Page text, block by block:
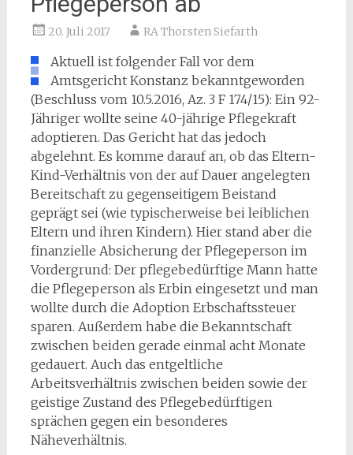
20. Juli 2017 RA Thorsten Siefarth
Aktuell ist folgender Fall vor dem
Amtsgericht Konstanz bekanntgeworden
(Beschluss vom 10.5.2016, Az. 3 F 174/15): Ein 92-
Jähriger wollte seine 40-jährige Pflegekraft
adoptieren. Das Gericht hat das jedoch
abgelehnt. Es komme darauf an, ob das Eltern-
Kind-Verhältnis von der auf Dauer angelegten
Bereitschaft zu gegenseitigem Beistand
geprägt sei (wie typischerweise bei leiblichen
Eltern und ihren Kindern). Hier stand aber die
finanzielle Absicherung der Pflegeperson im
Vordergrund: Der pflegebedürftige Mann hatte
die Pflegeperson als Erbin eingesetzt und man
wollte durch die Adoption Erbschaftssteuer
sparen. Außerdem habe die Bekanntschaft
zwischen beiden gerade einmal acht Monate
gedauert. Auch das entgeltliche
Arbeitsverhältnis zwischen beiden sowie der
geistige Zustand des Pflegebedürftigen
sprächen gegen ein besonderes
Näheverhältnis.